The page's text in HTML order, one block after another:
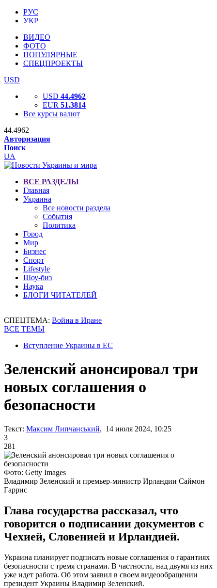
РУС
УКР
ВИДЕО
ФОТО
ПОПУЛЯРНЫЕ
СПЕЦПРОЕКТЫ
USD
USD 44.4962
EUR 51.3814
Все курсы валют
44.4962
Авторизация
Поиск
UA
ВСЕ РАЗДЕЛЫ
Главная
Украина
Все новости раздела
События
Политика
Город
Мир
Бизнес
Спорт
Lifestyle
Шоу-биз
Наука
БЛОГИ ЧИТАТЕЛЕЙ
СПЕЦТЕМА: Война в Иране
ВСЕ ТЕМЫ
Вступление Украины в ЕС
Зеленский анонсировал три
новых соглашения о
безопасности
Текст: Максим Липчанський, 14 июля 2024, 10:25
3
281
Фото: Getty Images
Владимир Зеленский и премьер-министр Ирландии Саймон
Гаррис
Глава государства рассказал, что
говорится о подписании документов с
Чехией, Словенией и Ирландией.
Украина планирует подписать новые соглашения о гарантиях
безопасности с тремя странами. В частности, над двумя из них
уже идет работа. Об этом заявил в своем видеообращении
президент Украины Владимир Зеленский.